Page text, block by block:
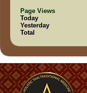
Page Views
Today
Yesterday
Total